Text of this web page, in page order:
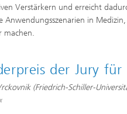
Verstärkern und erreicht
Anwendungsszenarien in
machen.
der Jury
(Friedrich-Schiller-